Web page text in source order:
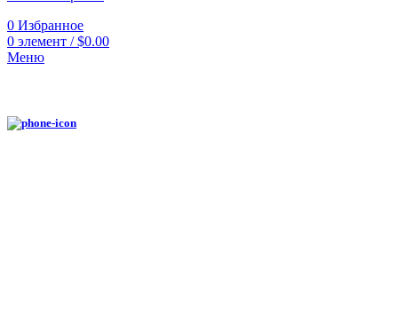
0 Избранное
0 элемент / $0.00
Меню